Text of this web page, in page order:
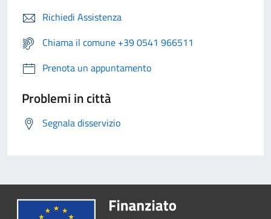
Richiedi Assistenza
Chiama il comune +39 0541 966511
Prenota un appuntamento
Problemi in città
Segnala disservizio